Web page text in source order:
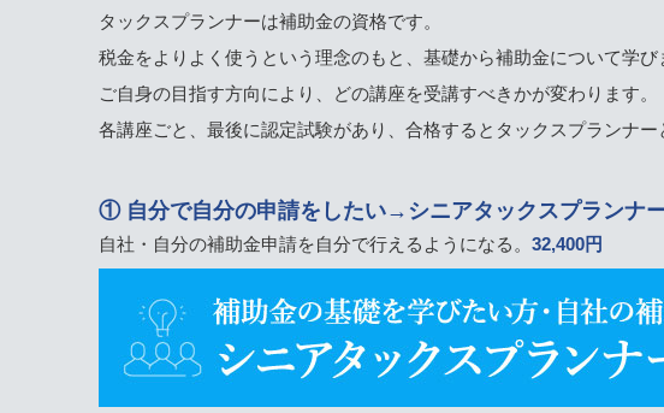
タックスプランナーは補助金の資格です。
税金をよりよく使うという理念のもと、基礎から補助金について学び
ご自身の目指す方向により、どの講座を受講すべきかが変わります。
各講座ごと、最後に認定試験があり、合格するとタックスプランナー
① 自分で自分の申請をしたい→シニアタックスプランナ
自社・自分の補助金申請を自分で行えるようになる。 32,400円